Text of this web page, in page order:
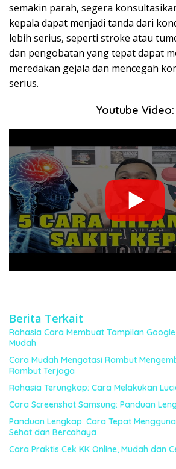
semakin parah, segera
kepala dapat menjadi tanda dari
lebih serius, seperti stroke atau
dan pengobatan yang tepat dapat
meredakan gejala dan mencegah
serius.
Youtube Video:
Berita Terkait
Rahasia Cara Membuat Tampilan
Mudah
Cara Mudah Mengatasi Rambut
Rambut Terjaga
Rahasia Terungkap: Cara Melakukan
Cara Screenshot Samsung: Panduan
Panduan Lengkap: Cara Tepat
Sehat dan Bercahaya
Cara Praktis Cek KK Online, Mudah dan